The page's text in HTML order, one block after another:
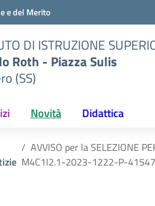
e del Merito
DI ISTRUZIONE
Roth - Piazza Sulis
(SS)
Novità Didattica
AVVISO per la SELEZIONE
M4C1I2.1-2023-1222-P-